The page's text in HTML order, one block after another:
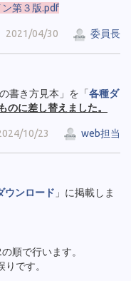
第３版.pdf
2021/04/30 委員長
書き方見本」を「各種ダ
のに差し替えました。
10/23 web担当
ウンロード 」に掲載しま
順で行います。
です。